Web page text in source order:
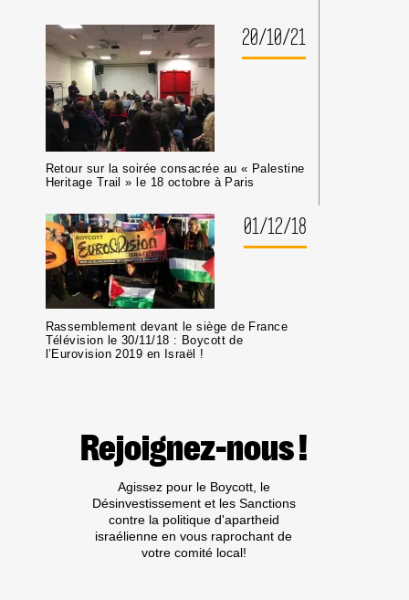
20/10/21
Retour sur la soirée consacrée au « Palestine
Heritage Trail » le 18 octobre à Paris
01/12/18
Rassemblement devant le siège de France
Télévision le 30/11/18 : Boycott de
l’Eurovision 2019 en Israël !
Rejoignez-nous !
Agissez pour le Boycott, le
Désinvestissement et les Sanctions
contre la politique d'apartheid
israélienne en vous raprochant de
votre comité local!